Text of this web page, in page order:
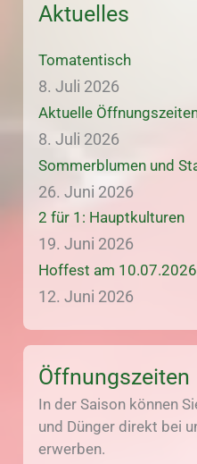
Aktuelles
Tomatentisch
8. Juli 2026
Aktuelle
8. Juli 2026
Sommerblumen und
26. Juni 2026
2 für 1: Hauptkulturen
19. Juni 2026
Hoffest am 10.07.2026
12. Juni 2026
Öffnungszeiten
In der Saison können
und Dünger direkt bei
erwerben.